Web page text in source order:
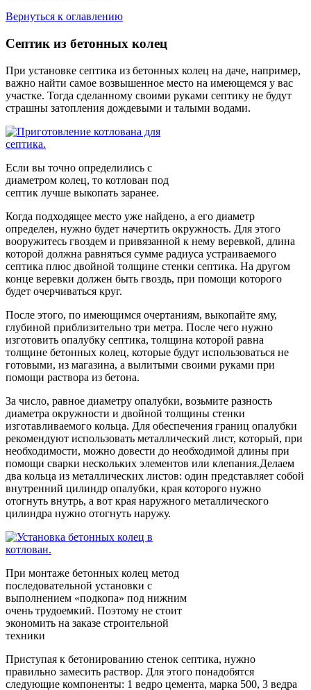
Вернуться к оглавлению
Септик из бетонных колец
При установке септика из бетонных колец на даче, например,
важно найти самое возвышенное место на имеющемся у вас
участке. Тогда сделанному своими руками септику не будут
страшны затопления дождевыми и талыми водами.
Если вы точно определились с
диаметром колец, то котлован под
септик лучше выкопать заранее.
Когда подходящее место уже найдено, а его диаметр
определен, нужно будет начертить окружность. Для этого
вооружитесь гвоздем и привязанной к нему веревкой, длина
которой должна равняться сумме радиуса устраиваемого
септика плюс двойной толщине стенки септика. На другом
конце веревки должен быть гвоздь, при помощи которого
будет очерчиваться круг.
После этого, по имеющимся очертаниям, выкопайте яму,
глубиной приблизительно три метра. После чего нужно
изготовить опалубку септика, толщина которой равна
толщине бетонных колец, которые будут использоваться не
готовыми, из магазина, а вылитыми своими руками при
помощи раствора из бетона.
За число, равное диаметру опалубки, возьмите разность
диаметра окружности и двойной толщины стенки
изготавливаемого кольца. Для обеспечения границ опалубки
рекомендуют использовать металлический лист, который, при
необходимости, можно довести до необходимой длины при
помощи сварки нескольких элементов или клепания.Делаем
два кольца из металлических листов: один представляет собой
внутренний цилиндр опалубки, края которого нужно
отогнуть внутрь, а вот края наружного металлического
цилиндра нужно отогнуть наружу.
При монтаже бетонных колец метод
последовательной установки с
выполнением «подкопа» под нижним
очень трудоемкий. Поэтому не стоит
экономить на заказе строительной
техники
Приступая к бетонированию стенок септика, нужно
правильно замесить раствор. Для этого понадобятся
следующие компоненты: 1 ведро цемента, марка 500, 3 ведра